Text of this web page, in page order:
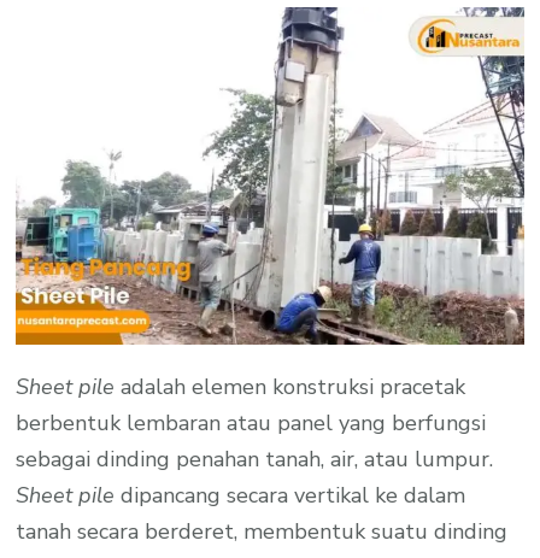
Sheet pile adalah elemen konstruksi pracetak
berbentuk lembaran atau panel yang berfungsi
sebagai dinding penahan tanah, air, atau lumpur.
Sheet pile dipancang secara vertikal ke dalam
tanah secara berderet, membentuk suatu dinding